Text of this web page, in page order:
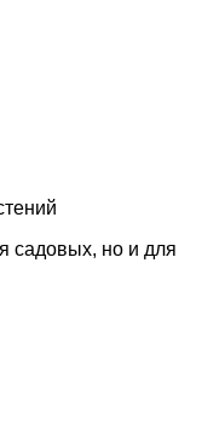
садовых, но и для